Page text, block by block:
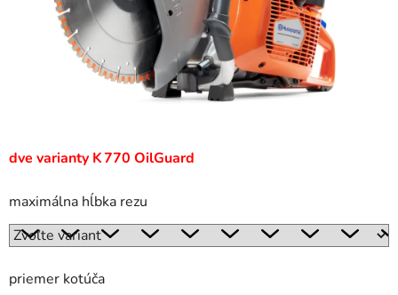
dve varianty K 770 OilGuard
maximálna hĺbka rezu
priemer kotúča